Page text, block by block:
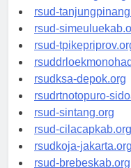
rsud-kotabogor.org
rsud-
rsud-
rsud-
rsudksa-depok.org
rsudrtnotopuro-
rsud-sintang.org
rsud-cilacapkab.org
rsudkoja-jakarta.org